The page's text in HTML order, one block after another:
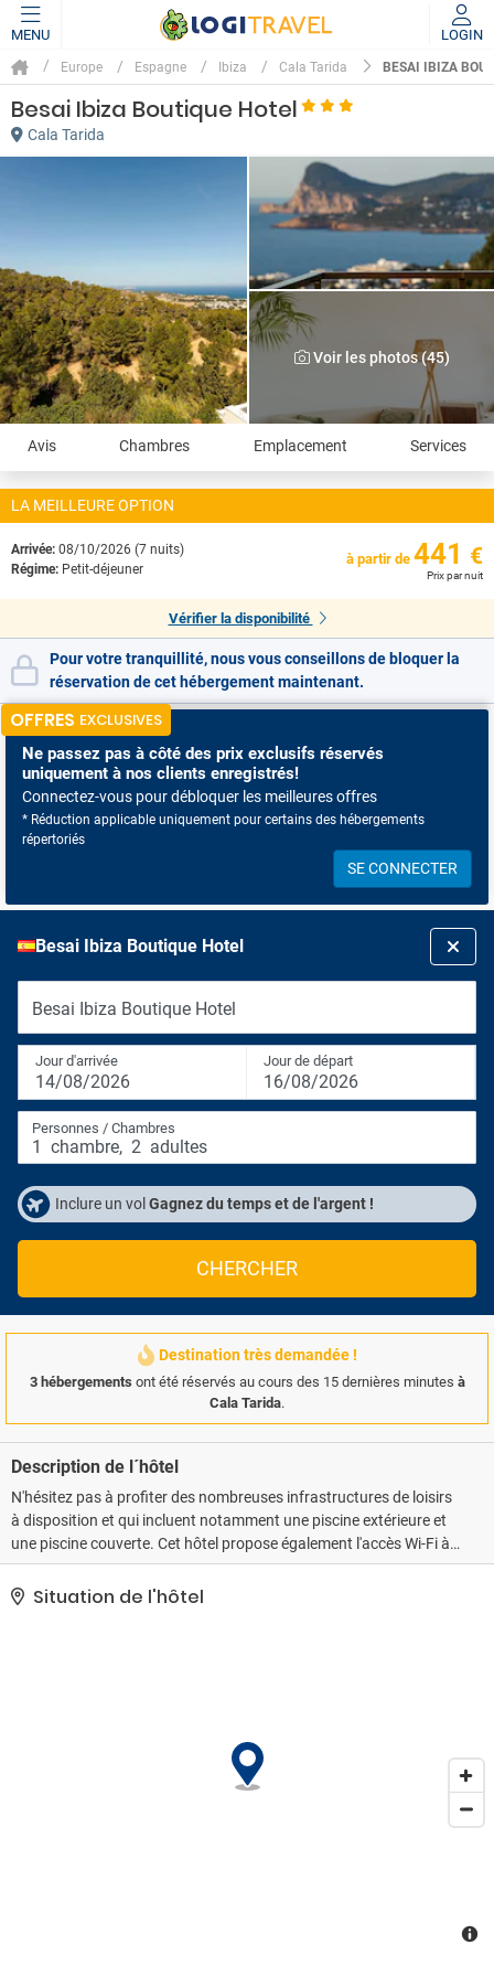
MENU LOGIN
Europe Espagne Ibiza Cala Tarida BESAI IBIZA
Besai Ibiza Boutique Hotel
Cala Tarida
Voir les photos (45)
Avis Chambres Emplacement Services
LA MEILLEURE OPTION
Arrivée: 08/10/2026 (7 nuits)
Régime: Petit-déjeuner
à partir de 441 €
Prix par nuit
Vérifier la disponibilité
Pour votre tranquillité, nous vous conseillons de bloquer la
réservation de cet hébergement maintenant.
OFFRES EXCLUSIVES
Ne passez pas à côté des prix exclusifs réservés
uniquement à nos clients enregistrés!
Connectez-vous pour débloquer les meilleures offres
* Réduction applicable uniquement pour certains des hébergements
répertoriés
SE CONNECTER
Besai Ibiza Boutique Hotel
Besai Ibiza Boutique Hotel
Jour d'arrivée
14/08/2026
Jour de départ
16/08/2026
Personnes / Chambres
1 chambre, 2 adultes
Inclure un vol Gagnez du temps et de l'argent !
CHERCHER
Destination très demandée !
3 hébergements ont été réservés au cours des 15 dernières minutes à
Cala Tarida.
Description de l´hôtel
N'hésitez pas à profiter des nombreuses infrastructures de loisirs
à disposition et qui incluent notamment une piscine extérieure et
une piscine couverte. Cet hôtel propose également l'accès Wi-Fi à
Internet gratuit, un service de conciergerie et un service de garde
d'enfants (en supplément). Vous pouvez monter à bord d'une
navette vers le terminal des paquebots de croisière..
Situation de l'hôtel